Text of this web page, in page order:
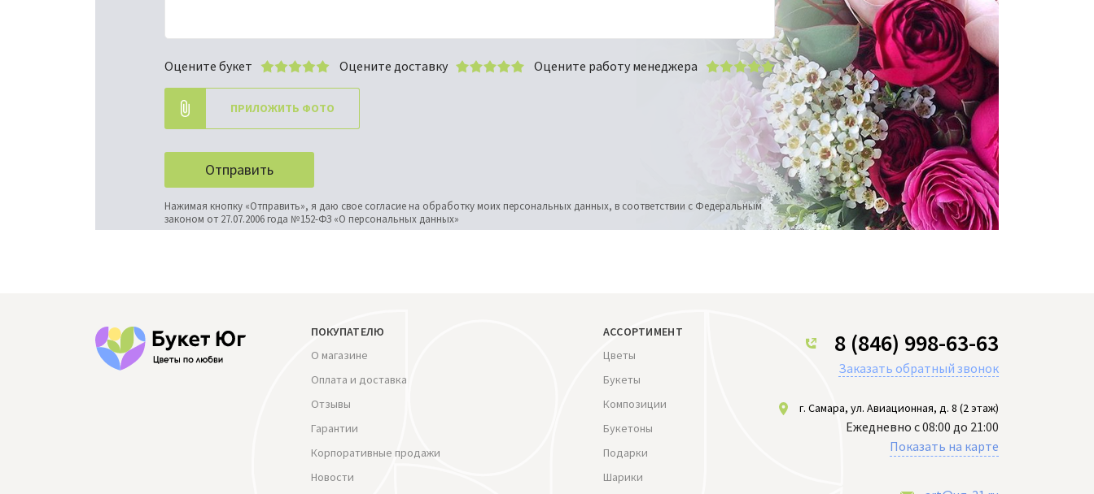
Оцените букет Оцените доставку Оцените работу менеджера
ПРИЛОЖИТЬ ФОТО
Нажимая кнопку «Отправить», я даю свое согласие на обработку моих персональных данных, в соответствии с Федеральным
законом от 27.07.2006 года №152-ФЗ «О персональных данных»
ПОКУПАТЕЛЮ
О магазине
Оплата и доставка
Отзывы
Гарантии
Корпоративные продажи
Новости
АССОРТИМЕНТ
Цветы
Букеты
Композиции
Букетоны
Подарки
Шарики
8 (846) 998-63-63
Заказать обратный звонок
г. Самара, ул. Авиационная, д. 8 (2 этаж)
Ежедневно с 08:00 до 21:00
Показать на карте